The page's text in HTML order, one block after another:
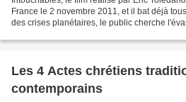
France le 2 novembre 2011, et il bat déjà
des crises planétaires, le public cherche
Les 4 Actes chrétiens
contemporains